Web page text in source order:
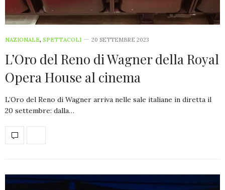
NAZIONALE, SPETTACOLI 20 SETTEMBRE 2023
L’Oro del Reno di Wagner della Royal
Opera House al cinema
L’Oro del Reno di Wagner arriva nelle sale italiane in diretta il
20 settembre: dalla…